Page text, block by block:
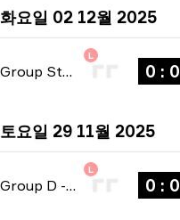
화요일 02 12월 2025
Group Stage
L
0 : 0
토요일 29 11월 2025
Group D - bo3
L
0 : 0